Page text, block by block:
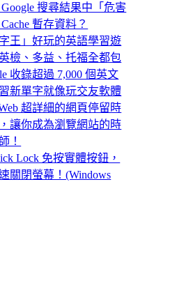
搜尋結果中「危害
暫存資料？
字王」好玩的英語學習遊
檢、多益、托福全都包
收錄超過 7,000 個英文
新單字就像玩交友軟體
超詳細的網頁停留時
讓你成為瀏覽網站的時
！
Lock 免按實體按鈕，
關閉螢幕！(Windows